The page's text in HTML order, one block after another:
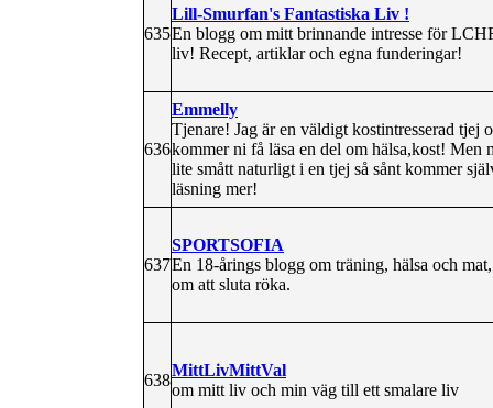
635
Lill-Smurfan's Fantastiska Liv !
En blogg om mitt brinnande intresse för
liv! Recept, artiklar och egna funderingar!
636
Emmelly
Tjenare! Jag är en väldigt kostintresserad tjej
kommer ni få läsa en del om hälsa,kost!
lite smått naturligt i en tjej så sånt kommer
läsning mer!
637
SPORTSOFIA
En 18-årings blogg om träning, hälsa och
om att sluta röka.
638
MittLivMittVal
om mitt liv och min väg till ett smalare liv